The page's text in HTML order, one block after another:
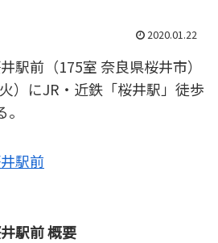
2020.01.22
駅前（175室 奈良県桜井市）
）にJR・近鉄「桜井駅」徒歩
駅前
駅前 概要